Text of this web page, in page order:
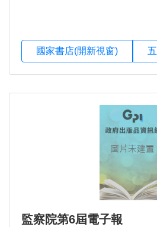
國家書店(開新視窗)
監察院第6屆電子報